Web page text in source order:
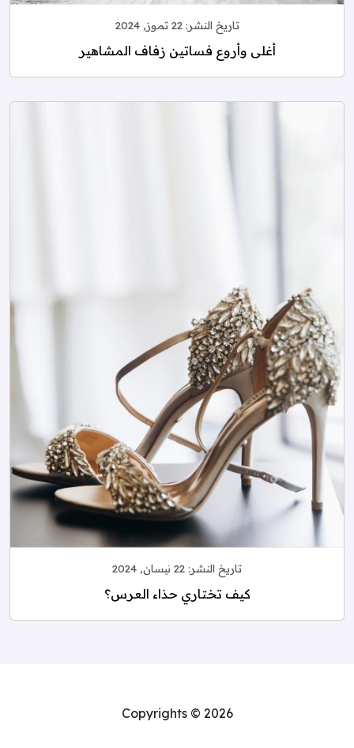
تاريخ النشر:22 تموز, 2024
أغلى وأروع فساتين زفاف المشاهير
تاريخ النشر: 22 نيسان, 2024
كيف تختاري حذاء العرس؟
Copyrights © 2026